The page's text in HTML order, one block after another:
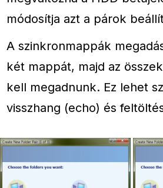
módosítja azt a párok
A szinkronmappák
két mappát, majd az
kell megadnunk. Ez lehet
visszhang (echo) és